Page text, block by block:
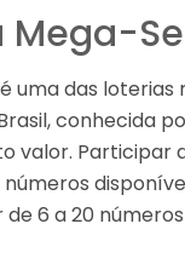
Mega-
uma das loterias
conhecida
valor. Participar
6 a 20